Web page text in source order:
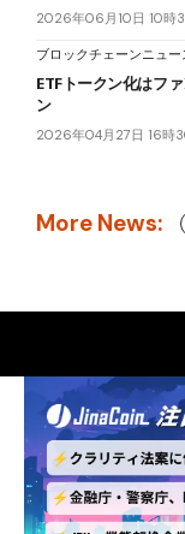
2026年06月10日 10時
ブロックチェーンニュー
ETFトークン化はフ
ン
2026年04月27日 16時
More News: